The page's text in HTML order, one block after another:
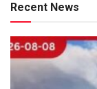
Recent News